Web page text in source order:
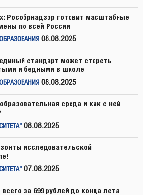
Рособрнадзор готовит масштабные
по всей России
08.08.2025
стандарт может стереть
и бедными в школе
08.08.2025
среда и как с ней
08.08.2025
исследовательской
07.08.2025
за 699 рублей до конца лета